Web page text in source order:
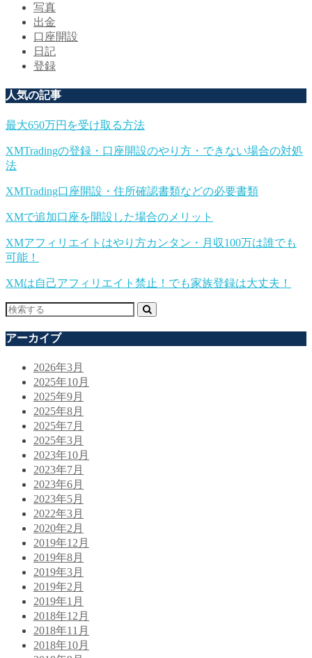
写真
出金
口座開設
日記
登録
人気の記事
最大650万円を受け取る方法
XMTradingの登録・口座開設のやり方・できない場合の対処
法
XMTrading口座開設・住所確認書類などの必要書類
XMで追加口座を開設した場合のメリット
XMアフィリエイトはやり方カンタン・月収100万は誰でも
可能！
XMは自己アフィリエイト禁止！でも家族登録は大丈夫！
アーカイブ
2026年3月
2025年10月
2025年9月
2025年8月
2025年7月
2025年3月
2023年10月
2023年7月
2023年6月
2023年5月
2022年3月
2020年2月
2019年12月
2019年8月
2019年3月
2019年2月
2019年1月
2018年12月
2018年11月
2018年10月